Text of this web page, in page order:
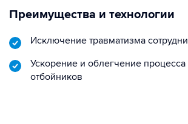
Преимущества и технологии
Исключение травматизма
Ускорение и облегчение процесса
отбойников